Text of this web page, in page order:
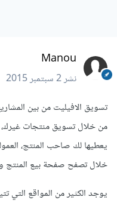
Manou
نشر2 سبتمبر 2015
تسويق الافيليت من بين
من خلال تسويق منتجات
يعطيها لك صاحب المنتج،
خلال تصفح صفحة بيع المنتج
يوجد الكثير من المواقع التي